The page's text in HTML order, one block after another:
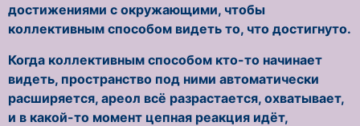
достижениями с окружающими, чтобы
коллективным способом видеть то, что достигнуто.
Когда коллективным способом кто-то начинает
видеть, пространство под ними автоматически
расширяется, ареол всё разрастается, охватывает,
и в какой-то момент цепная реакция идёт,